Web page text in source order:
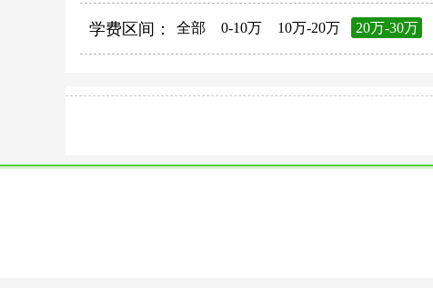
学费区间： 全部 0-10万 10万-20万 20万-30万